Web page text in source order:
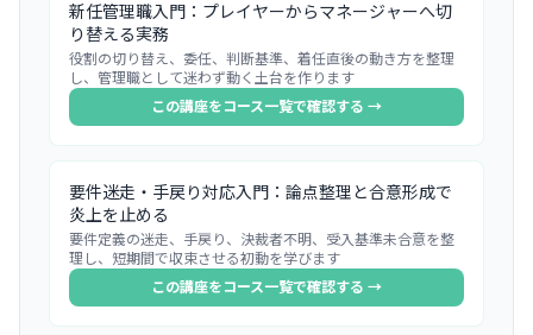
新任管理職入門：プレイヤーからマネージャーへ切
り替える実務
役割の切り替え、委任、判断基準、着任直後の動き方を整理
し、管理職として迷わず動く土台を作ります
この講座をコース一覧で確認する →
要件迷走・手戻り対応入門：論点整理と合意形成で
炎上を止める
要件定義の迷走、手戻り、決裁者不明、受入基準未合意を整
理し、短期間で収束させる初動を学びます
この講座をコース一覧で確認する →